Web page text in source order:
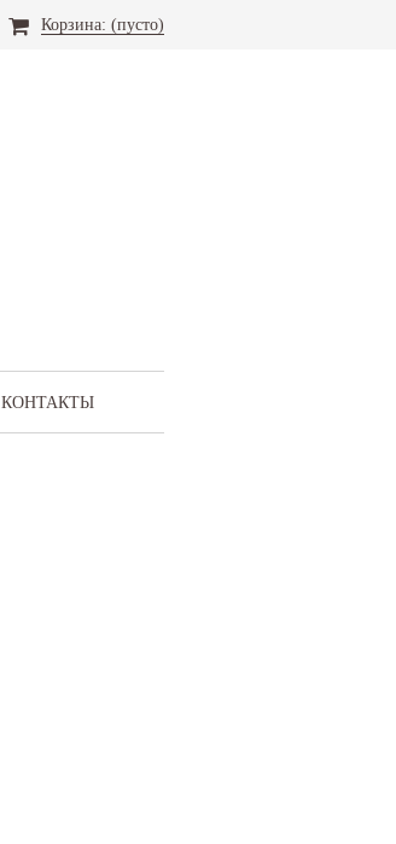
Корзина: (пусто)
КОНТАКТЫ